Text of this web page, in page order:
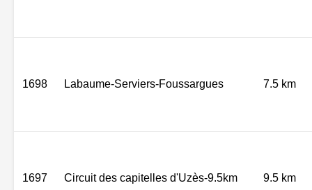
1698 Labaume-Serviers-Foussargues 7.5 km
1697 Circuit des capitelles d'Uzès-9.5km 9.5 km